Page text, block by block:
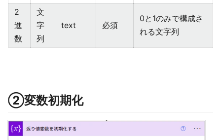
2
進
数
文
字
列
text 必須
0と1のみで構成さ
れる文字列
②変数初期化